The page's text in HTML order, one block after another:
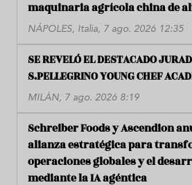
maquinaria agrícola china de
NÁPOLES, Italia, 7 ago. 2026 12:35
SE REVELÓ EL DESTACADO
S.PELLEGRINO YOUNG CHEF
MILÁN, 7 ago. 2026 8:19
Schreiber Foods y Ascendion
alianza estratégica para
operaciones globales y el
mediante la IA agéntica